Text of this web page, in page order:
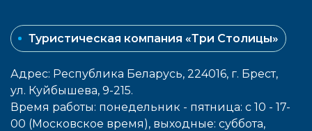
Туристическая компания «Три Столицы»
Адрес: Республика Беларусь, 224016, г. Брест,
ул. Куйбышева, 9-215.
Время работы: понедельник - пятница: с 10 - 17-
00 (Московское время), выходные: cуббота,